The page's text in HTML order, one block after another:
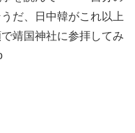
だ、日中韓がこれ以上
靖国神社に参拝してみ